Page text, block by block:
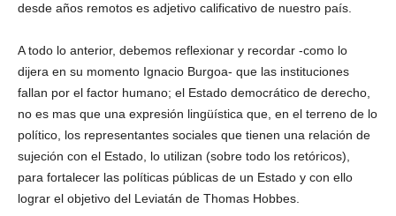
desde años remotos es adjetivo calificativo de nuestro país.
A todo lo anterior, debemos reflexionar y recordar -como lo
dijera en su momento Ignacio Burgoa- que las instituciones
fallan por el factor humano; el Estado democrático de derecho,
no es mas que una expresión lingüística que, en el terreno de lo
político, los representantes sociales que tienen una relación de
sujeción con el Estado, lo utilizan (sobre todo los retóricos),
para fortalecer las políticas públicas de un Estado y con ello
lograr el objetivo del Leviatán de Thomas Hobbes.